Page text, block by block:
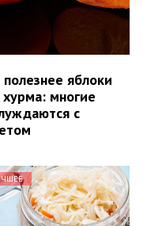
яблоки
хурма: многие
с